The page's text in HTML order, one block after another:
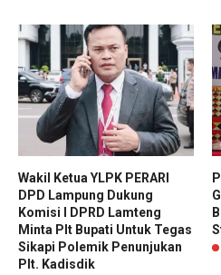
‎Wakil Ketua YLPK PERARI
DPD Lampung Dukung
Komisi I DPRD Lamteng
Minta Plt Bupati Untuk Tegas
Sikapi Polemik Penunjukan
Plt. Kadisdik